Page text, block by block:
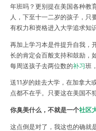
年班吗？更别提在美国各种教
人，下至十一二岁的孩子，只
有权力和资格进入大学追求知
再加上学习本是件提升自我，
长的肯定会百般支持和鼓励，
每周送孩子去两位数的补习班
送11岁的娃去大学，在加拿大
点都不在乎。只要这在美国不
你臭美什么，不就是一个社区
这点倒是对了，我这也的确就